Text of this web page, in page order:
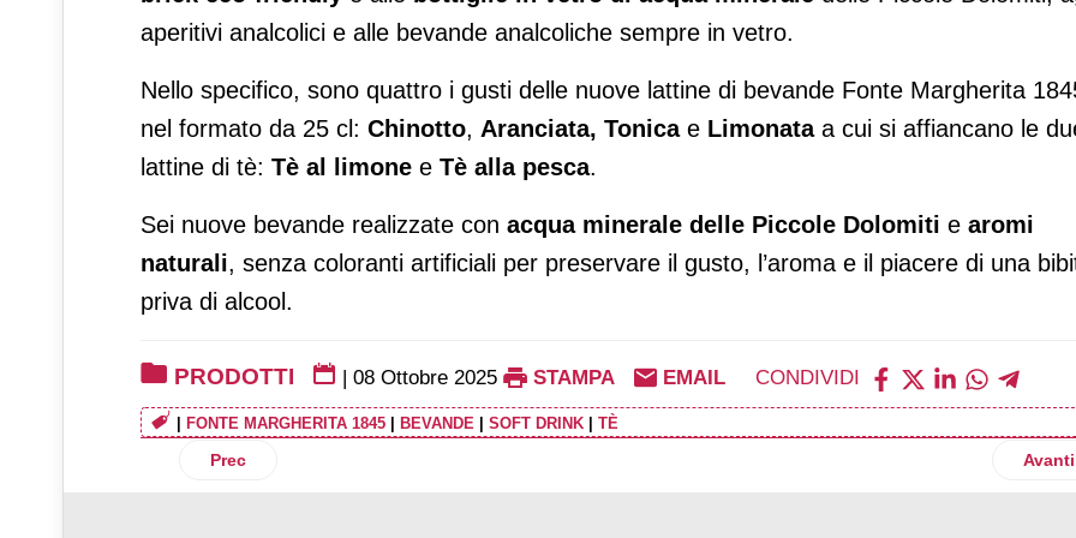
aperitivi analcolici e alle bevande analcoliche sempre in vetro.
Nello specifico, sono quattro i gusti delle nuove lattine di bevande Fonte Margherita
nel formato da 25 cl: Chinotto, Aranciata, Tonicae Limonataa cui si affiancano le
lattine di tè: Tè al limone e Tè alla pesca.
Sei nuove bevande realizzate con acqua minerale delle Piccole Dolomiti e aromi
naturali, senza coloranti artificiali per preservare il gusto, l’aroma e il piacere di una
priva di alcool.
PRODOTTI | 08 Ottobre 2025 STAMPA EMAIL CONDIVIDI
FONTE MARGHERITA 1845 BEVANDE SOFT DRINK TÈ
Articolo precedente: Parmalat amplia la linea Zymil Benefit con una referenza arricchita di collagene
Prec Avanti